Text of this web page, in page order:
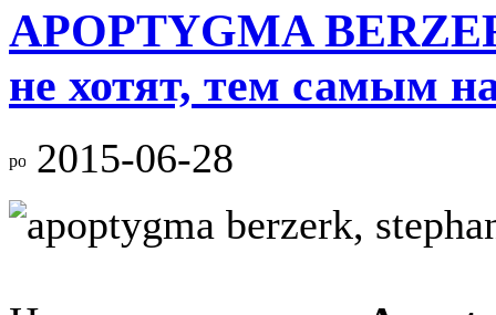
APOPTYGMA
не хотят, тем самым
2015-06-28